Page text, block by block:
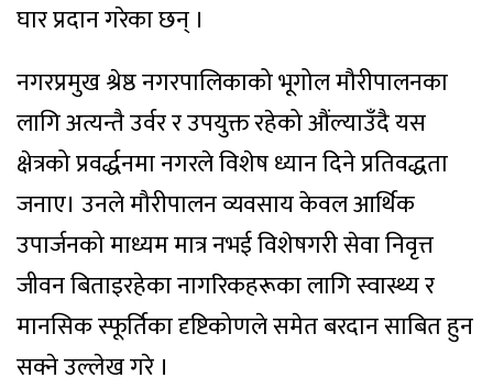
घार प्रदान गरेका छन् ।
नगरप्रमुख श्रेष्ठ नगरपालिकाको भूगोल मौरीपालनका
लागि अत्यन्तै उर्वर र उपयुक्त रहेको औंल्याउँदै यस
क्षेत्रको प्रवर्द्धनमा नगरले विशेष ध्यान दिने प्रतिवद्धता
जनाए। उनले मौरीपालन व्यवसाय केवल आर्थिक
उपार्जनको माध्यम मात्र नभई विशेषगरी सेवा निवृत्त
जीवन बिताइरहेका नागरिकहरूका लागि स्वास्थ्य र
मानसिक स्फूर्तिका दृष्टिकोणले समेत बरदान साबित हुन
सक्ने उल्लेख गरे ।